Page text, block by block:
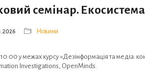
семінар.
Новини
10:00 у межах курсу «Дезінформація та медіа:
Investigations, OpenMinds.